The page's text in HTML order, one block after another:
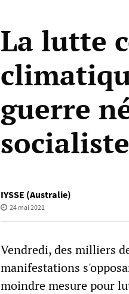
La lutte
guerre
IYSSE (Australie)
24 mai 2021
Vendredi, des milliers
manifestations
moindre mesure pour